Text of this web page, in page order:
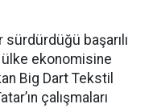
başarılı
ekonomisine
Big Dart Tekstil
çalışmaları